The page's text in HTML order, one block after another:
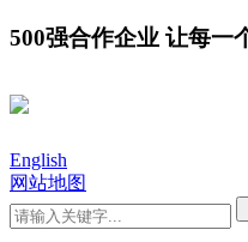
500强合作企业 让每一
English
网站地图